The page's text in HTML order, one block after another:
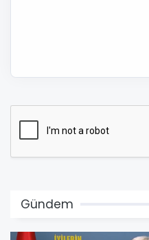
Gündem